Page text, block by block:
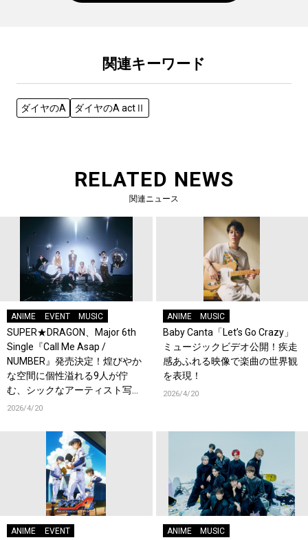
関連キーワード
ダイヤのA ダイヤのA actⅡ
RELATED NEWS
関連ニュース
ANIME EVENT MUSIC
SUPER★DRAGON、Major 6th
Single『Call Me Asap /
NUMBER』発売決定！煌びやか
な空間に個性溢れる9人が佇
む、シックなアーティスト写真
も公開！恒例のファンイベント
2026/4/20
ANIME MUSIC
Baby Canta「Let’s Go Crazy」
ミュージックビデオ公開！疾走
感あふれる映像で楽曲の世界観
を表現！
2026/4/20
ANIME EVENT ANIME MUSIC